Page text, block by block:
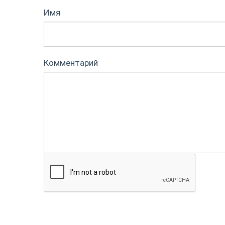
Имя
Комментарий